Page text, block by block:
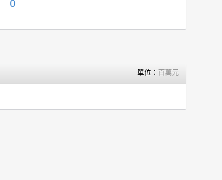
0
單位： 百萬元